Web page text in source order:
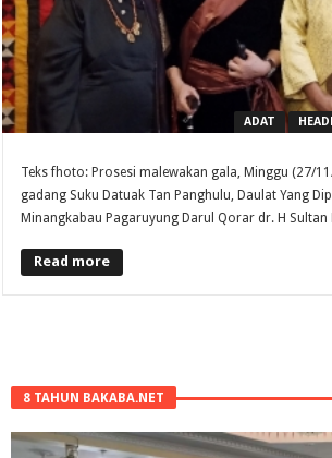
ADAT
Teks fhoto: Prosesi malewakan gala, Minggu (27/
gadang Suku Datuak Tan Panghulu, Daulat Yang
Minangkabau Pagaruyung Darul Qorar dr. H Sultan
Read more
8 TAHUN BAKABA.NET